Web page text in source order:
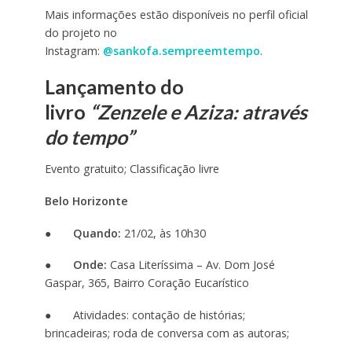
Mais informações estão disponíveis no perfil oficial
do projeto no
Instagram: @sankofa.sempreemtempo.
Lançamento do
livro “Zenzele e Aziza: através
do tempo”
Evento gratuito; Classificação livre
Belo Horizonte
● Quando: 21/02, às 10h30
● Onde: Casa Literíssima – Av. Dom José
Gaspar, 365, Bairro Coração Eucarístico
● Atividades: contação de histórias;
brincadeiras; roda de conversa com as autoras;